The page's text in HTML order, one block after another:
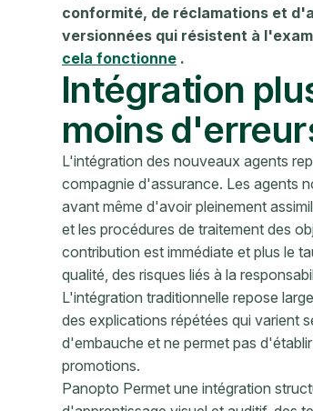
conformité, de réclamations et
versionnées qui résistent à
cela fonctionne .
Intégration
moins
L'intégration des nouveaux agents
compagnie d'assurance. Les agents
avant même d'avoir pleinement
et les procédures de traitement des
contribution est immédiate et plus le
qualité, des risques liés à la
L'intégration traditionnelle repose
des explications répétées qui varient
d'embauche et ne permet pas
promotions.
Panopto Permet une intégration